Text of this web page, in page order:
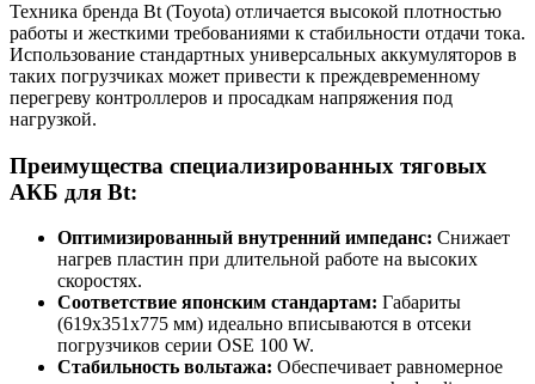
Техника бренда Bt (Toyota) отличается высокой плотностью
работы и жесткими требованиями к стабильности отдачи тока.
Использование стандартных универсальных аккумуляторов в
таких погрузчиках может привести к преждевременному
перегреву контроллеров и просадкам напряжения под
нагрузкой.
Преимущества специализированных тяговых
АКБ для Bt:
Оптимизированный внутренний импеданс: Снижает
нагрев пластин при длительной работе на высоких
скоростях.
Соответствие японским стандартам: Габариты
(619x351x775 мм) идеально вписываются в отсеки
погрузчиков серии OSE 100 W.
Стабильность вольтажа: Обеспечивает равномерное